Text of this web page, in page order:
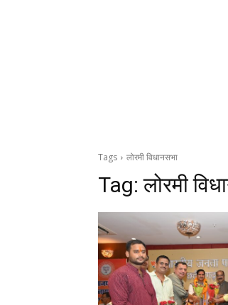
Tags लोरमी विधानसभा
Tag:लोरमी